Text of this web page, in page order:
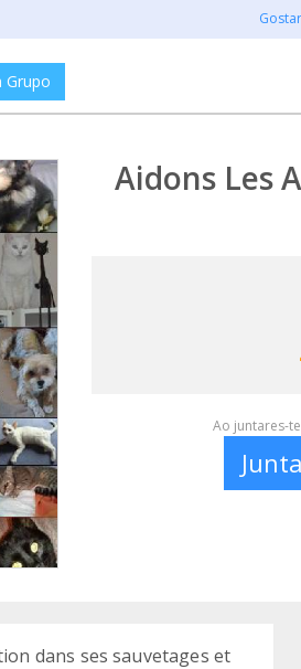
Grupo
Aidons Les
Ao juntares-
dans ses sauvetages et